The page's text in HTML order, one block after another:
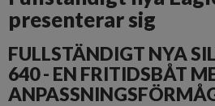
presenterar sig
FULLSTÄNDIGT NYA
640 - EN FRITIDSBÅT